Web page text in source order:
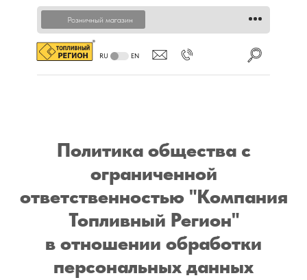
Розничный магазин
EN
RU
Политика общества с
ограниченной
ответственностью "Компания
Топливный Регион"
в отношении обработки
персональных данных